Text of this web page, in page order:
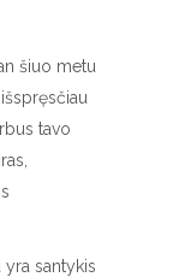
šiuo metu
tavo
santykis